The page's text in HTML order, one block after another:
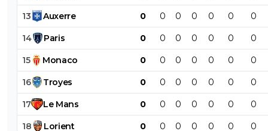
13 Auxerre 0 0 0 0 0 0 0
14 Paris 0 0 0 0 0 0 0
15 Monaco 0 0 0 0 0 0 0
16 Troyes 0 0 0 0 0 0 0
17 Le Mans 0 0 0 0 0 0 0
18 Lorient 0 0 0 0 0 0 0